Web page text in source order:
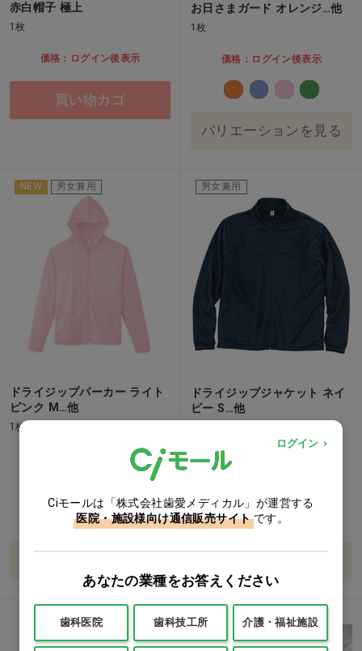
赤白帽子 極上
1枚
価格：ログイン後表示
買い物カゴ
お日さまガード オレンジ…他
1枚
価格：ログイン後表示
バリエーションを見る
NEW 男女兼用
ドライジップパーカー ライト
ピンク M…他
1枚
価格：ログイン後表示
男女兼用
ドライジップジャケット ネイ
ビー S…他
価格：ログイン後表示
ログイン
Ciモールは「株式会社歯愛メディカル」が運営する
医院・施設様向け通信販売サイト です。
あなたの業種をお答えください
歯科医院 歯科技工所 介護・福祉施設